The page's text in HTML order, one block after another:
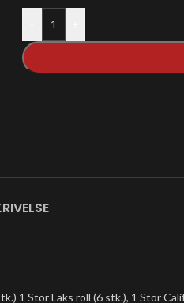
1 Stor Laks roll (6 stk.), 1 Stor